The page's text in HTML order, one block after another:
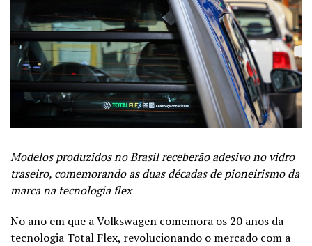
Modelos produzidos no Brasil receberão adesivo no vidro
traseiro, comemorando as duas décadas de pioneirismo da
marca na tecnologia flex
No ano em que a Volkswagen comemora os 20 anos da
tecnologia Total Flex, revolucionando o mercado com a